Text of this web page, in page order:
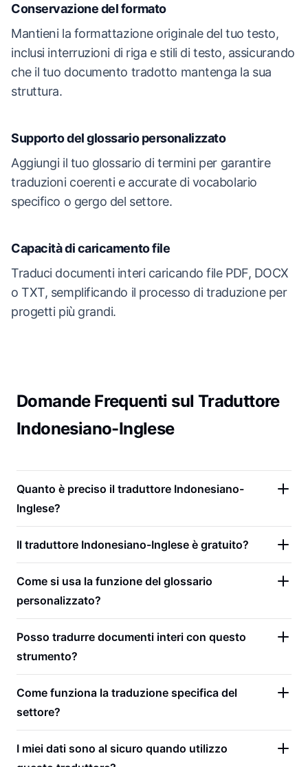
Conservazione del formato
Mantieni la formattazione originale del tuo testo,
inclusi interruzioni di riga e stili di testo, assicurando
che il tuo documento tradotto mantenga la sua
struttura.
Supporto del glossario personalizzato
Aggiungi il tuo glossario di termini per garantire
traduzioni coerenti e accurate di vocabolario
specifico o gergo del settore.
Capacità di caricamento file
Traduci documenti interi caricando file PDF, DOCX
o TXT, semplificando il processo di traduzione per
progetti più grandi.
Domande Frequenti sul Traduttore
Indonesiano-Inglese
Quanto è preciso il traduttore Indonesiano-
Inglese?
Il traduttore Indonesiano-Inglese è gratuito?
Come si usa la funzione del glossario
personalizzato?
Posso tradurre documenti interi con questo
strumento?
Come funziona la traduzione specifica del
settore?
I miei dati sono al sicuro quando utilizzo